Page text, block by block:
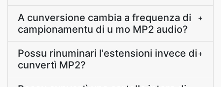
A cunversione cambia a frequenza di
campionamentu di u mo MP2 audio?
+
Possu rinuminari l'estensioni invece di
cunvertì MP2?
+